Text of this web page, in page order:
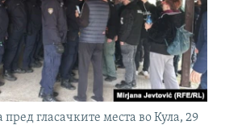
гласачките места во Кула, 29